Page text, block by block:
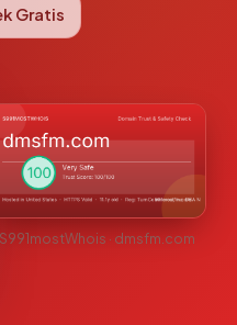
Gratis
S991mostWhois · dmsfm.com